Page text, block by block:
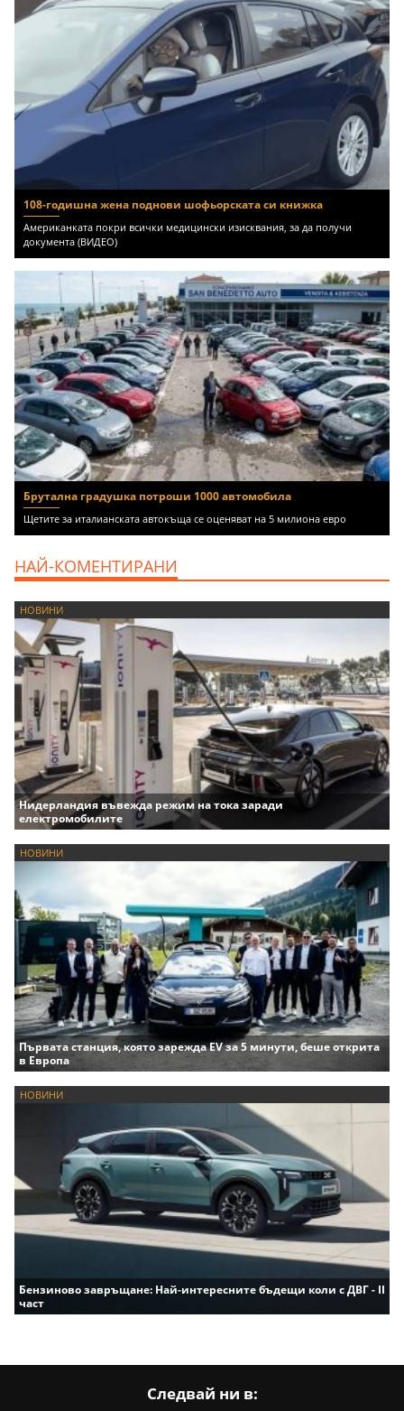
108-годишна жена поднови шофьорската си книжка
Американката покри всички медицински изисквания, за да получи
документа (ВИДЕО)
Брутална градушка потроши 1000 автомобила
Щетите за италианската автокъща се оценяват на 5 милиона евро
НАЙ-КОМЕНТИРАНИ
НОВИНИ
Нидерландия въвежда режим на тока заради
електромобилите
НОВИНИ
Първата станция, която зарежда EV за 5 минути, беше открита
в Европа
НОВИНИ
Бензиново завръщане: Най-интересните бъдещи коли с ДВГ - II
част
Следвай ни в: